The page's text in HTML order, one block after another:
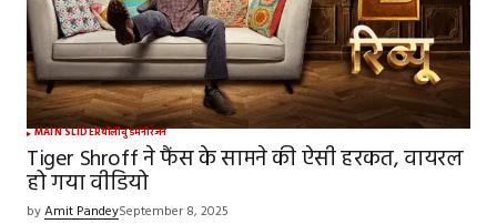
MAIN SLIDERबॉलीवुडमनोरंजन
Tiger Shroff ने फैंस के सामने की ऐसी हरकत, वायरल
हो गया वीडियो
byAmit PandeySeptember 8, 2025